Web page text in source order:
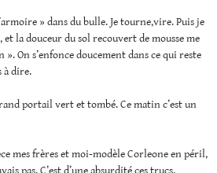
» dans du bulle. Je tourne,vire. Puis je
la douceur du sol recouvert de mousse me
On s’enfonce doucement dans ce qui reste
à dire.
portail vert et tombé. Ce matin c’est un
mes frères et moi-modèle Corleone en péril,
pas. C’est d’une absurdité ces trucs.